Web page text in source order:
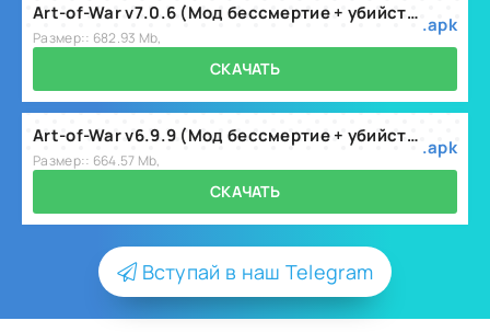
Art-of-War v7.0.6 (Мод бессмертие + убийство с 1-го удара).apk
Размер:: 682.93 Mb,
.apk
СКАЧАТЬ
Art-of-War v6.9.9 (Мод бессмертие + убийство с 1-го удара).apk
Размер:: 664.57 Mb,
.apk
СКАЧАТЬ
Вступай в наш Telegram